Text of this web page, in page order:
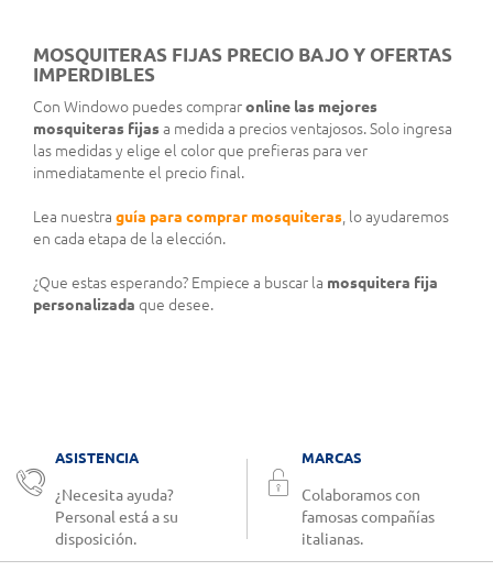
MOSQUITERAS FIJAS PRECIO BAJO Y OFERTAS
IMPERDIBLES
Con Windowo puedes compraronline las mejores
mosquiteras fijasa medida a precios ventajosos. Solo ingresa
las medidas y elige el color que prefieras para ver
inmediatamente el precio final.
Lea nuestra guía para comprar mosquiteras , lo ayudaremos
en cada etapa de la elección.
¿Que estas esperando? Empiece a buscar la mosquitera fija
personalizada que desee.
ASISTENCIA
¿Necesita ayuda?
Personal está a su
disposición.
MARCAS
Colaboramos con
famosas compañías
italianas.